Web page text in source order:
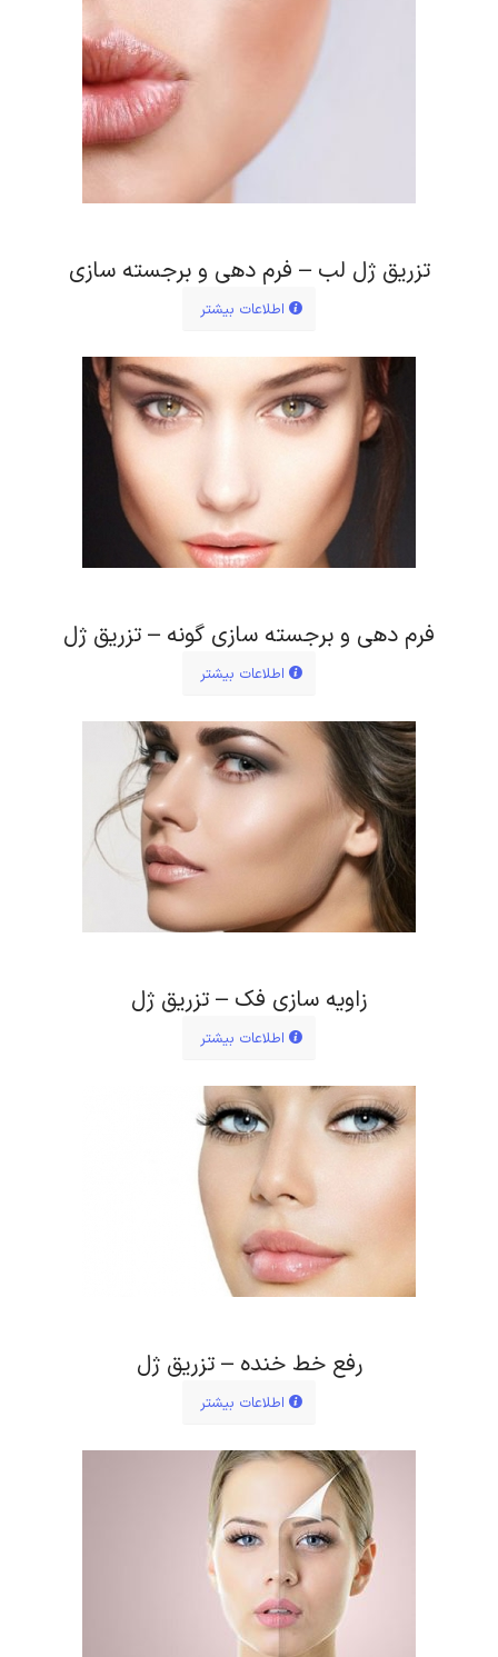
تزریق ژل لب – فرم دهی و برجسته سازی
اطلاعات بیشتر
فرم دهی و برجسته سازی گونه – تزریق ژل
اطلاعات بیشتر
زاویه سازی فک – تزریق ژل
اطلاعات بیشتر
رفع خط خنده – تزریق ژل
اطلاعات بیشتر